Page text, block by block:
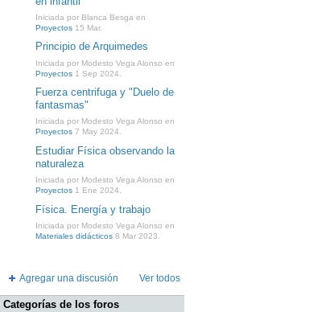
Iniciada por Blanca Besga en
Proyectos 15 Mar.
Principio de Arquimedes
Iniciada por Modesto Vega Alonso en
Proyectos 1 Sep 2024.
Fuerza centrifuga y "Duelo de
fantasmas"
Iniciada por Modesto Vega Alonso en
Proyectos 7 May 2024.
Estudiar Física observando la
naturaleza
Iniciada por Modesto Vega Alonso en
Proyectos 1 Ene 2024.
Física. Energía y trabajo
Iniciada por Modesto Vega Alonso en
Materiales didácticos 8 Mar 2023.
Agregar una discusión Ver todos
Categorías de los foros